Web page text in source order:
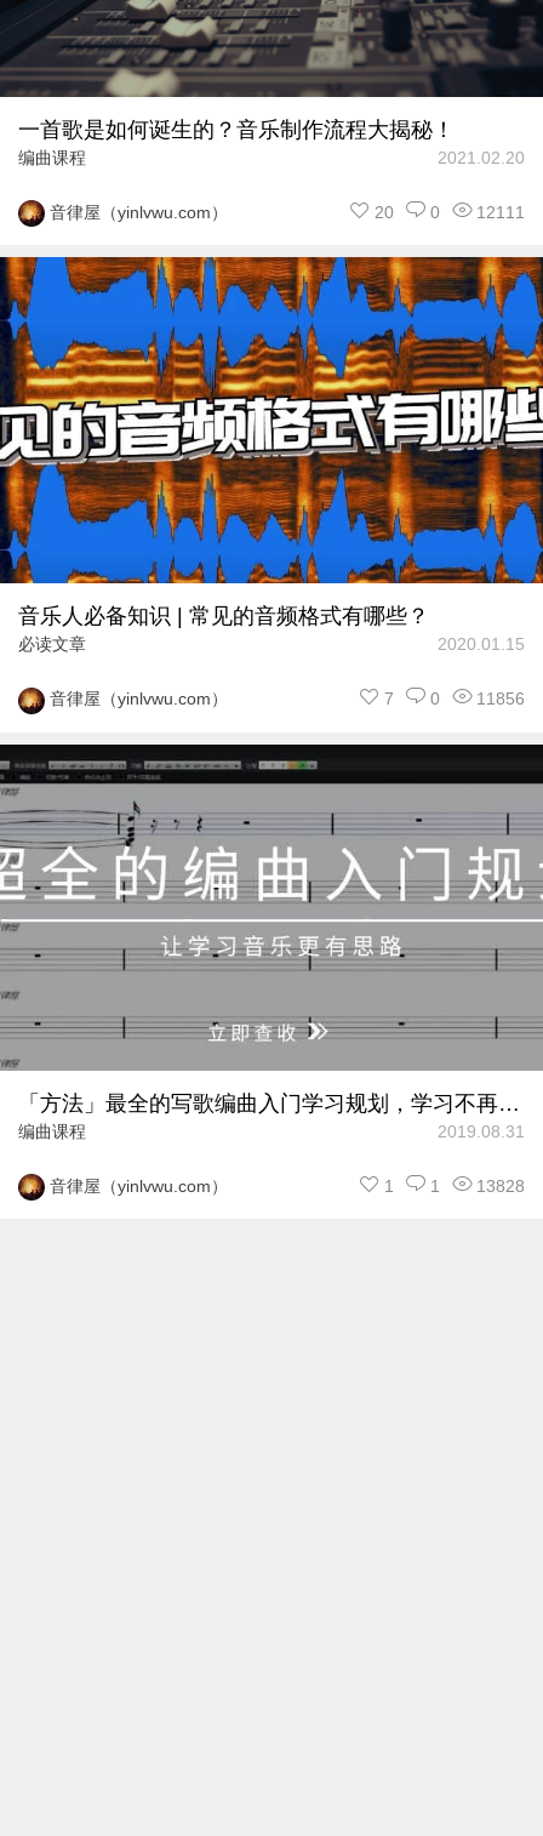
一首歌是如何诞生的？音乐制作流程大揭秘！
编曲课程 2021.02.20
音律屋（yinlvwu.com） 12111
0
20
音乐人必备知识 | 常见的音频格式有哪些？
必读文章 2020.01.15
音律屋（yinlvwu.com） 11856
0
7
「方法」最全的写歌编曲入门学习规划，学习不再混乱！
编曲课程 2019.08.31
音律屋（yinlvwu.com） 13828
1
1